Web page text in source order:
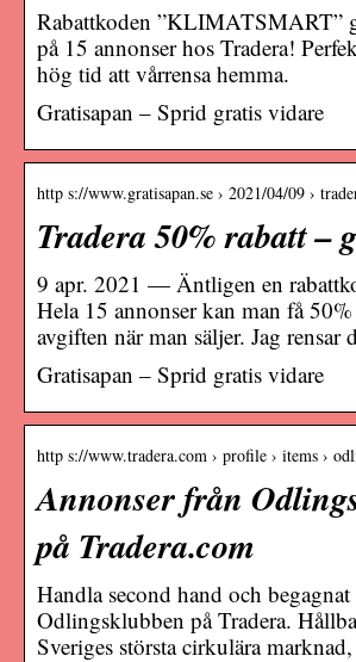
Rabattkoden ”KLIMATSMART”
på 15 annonser hos Tradera!
hög tid att vårrensa hemma.
Gratisapan – Sprid gratis vidare
http s://www.gratisapan.se › 2021/04/09 ›
Tradera 50% rabatt –
9 apr. 2021 — Äntligen en
Hela 15 annonser kan man få
avgiften när man säljer. Jag rensar
Gratisapan – Sprid gratis vidare
http s://www.tradera.com › profile › items ›
Annonser från
på Tradera.com
Handla second hand och begagnat
Odlingsklubben på Tradera.
Sveriges största cirkulära